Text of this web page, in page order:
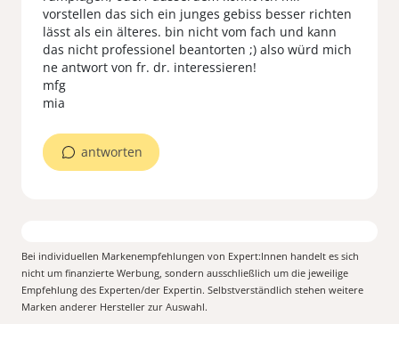
vorstellen das sich ein junges gebiss besser richten
lässt als ein älteres. bin nicht vom fach und kann
das nicht professionel beantorten ;) also würd mich
ne antwort von fr. dr. interessieren!
mfg
mia
antworten
Bei individuellen Markenempfehlungen von Expert:Innen handelt es sich
nicht um finanzierte Werbung, sondern ausschließlich um die jeweilige
Empfehlung des Experten/der Expertin. Selbstverständlich stehen weitere
Marken anderer Hersteller zur Auswahl.